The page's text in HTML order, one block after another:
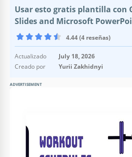
Usar esto gratis plantilla con
Slides and Microsoft
4.44 (4 reseñas)
Actualizado
July 18, 2026
Creado por
Yurii Zakhidnyi
ADVERTISEMENT